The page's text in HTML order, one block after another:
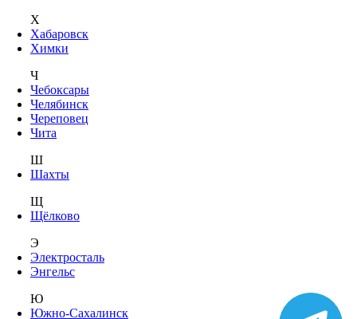
Х
Хабаровск
Химки
Ч
Чебоксары
Челябинск
Череповец
Чита
Ш
Шахты
Щ
Щёлково
Э
Электросталь
Энгельс
Ю
Южно-Сахалинск